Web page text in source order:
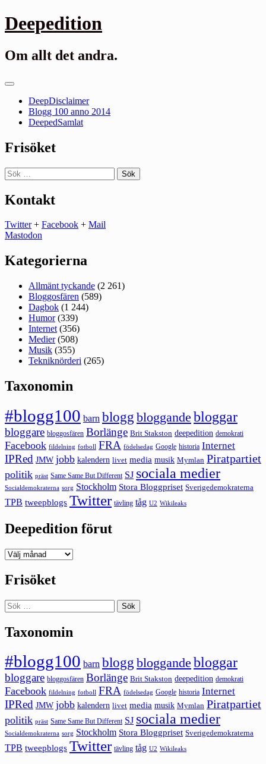
Gå
till
Deepedition
Om allt det andra.
Primär
DeepDisclaimer
Blogg 100 anno 2014
DeepedSamlat
Frisöket
Sök
efter:
Kontakt
Twitter+ Facebook + Mail
Mastodon
Kategorierna
Allmänt tyckande (2 261)
Bloggosfären (589)
Dagbok (1 244)
Humor(339)
Internet (356)
Medier(508)
Musik (355)
Tekniknörderi (265)
Taxonomin
#blogg100 barn blogg bloggande bloggar
bloggare bloggosfären Borlänge Brit Stakston deepedition demokrati
Facebook fildelning fotboll FRA födelsedag Google historia Internet
IPRed JMW jobb kalendern livet media musik Mymlan Piratpartiet
politik präst Same Same But Different SJ sociala medier
Socialdemokraterna sorg Stockholm Stora Bloggpriset Sverigedemokraterna
TPB tweepblogs Twitter tävling tåg U2 Wikileaks
Deepedition förut
Deepedition
Frisöket
Sök
efter:
Taxonomin
#blogg100 barn blogg bloggande bloggar
bloggare bloggosfären Borlänge Brit Stakston deepedition demokrati
Facebook fildelning fotboll FRA födelsedag Google historia Internet
IPRed JMW jobb kalendern livet media musik Mymlan Piratpartiet
politik präst Same Same But Different SJ sociala medier
Socialdemokraterna sorg Stockholm Stora Bloggpriset Sverigedemokraterna
TPB tweepblogs Twitter tävling tåg U2 Wikileaks